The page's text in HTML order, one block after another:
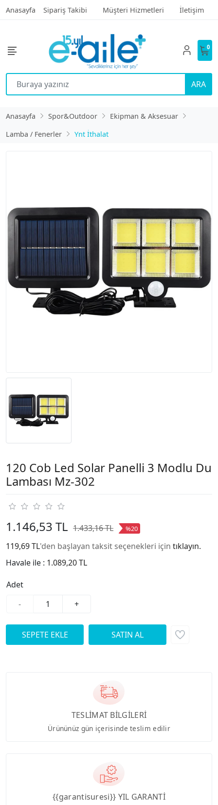
Anasayfa Sipariş Takibi Müşteri Hizmetleri İletişim
ARA
0
Anasayfa Spor&Outdoor
Ekipman & Aksesuar
Lamba / Fenerler
Ynt İthalat
120 Cob Led Solar Panelli 3 Modlu Du
Lambası Mz-302
1.146,53 TL 1.433,16 TL %20
119,69 TL'den başlayan taksit seçenekleri için tıklayın.
Havale ile : 1.089,20 TL
Adet
-
+
TESLİMAT BİLGİLERİ
Ürününüz gün içerisinde teslim edilir
{{garantisuresi}} YIL GARANTİ